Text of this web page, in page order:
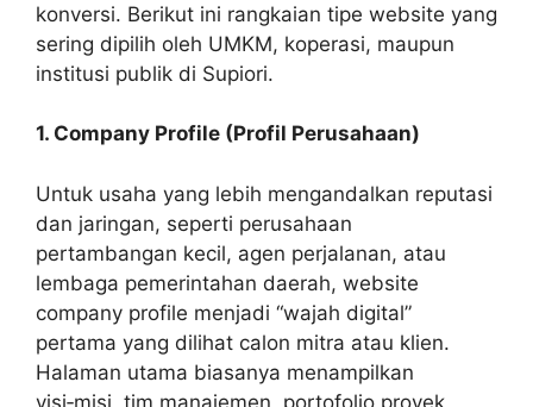
konversi. Berikut ini rangkaian tipe website yang
sering dipilih oleh UMKM, koperasi, maupun
institusi publik di Supiori.
1. Company Profile (Profil Perusahaan)
Untuk usaha yang lebih mengandalkan reputasi
dan jaringan, seperti perusahaan
pertambangan kecil, agen perjalanan, atau
lembaga pemerintahan daerah, website
company profile menjadi “wajah digital”
pertama yang dilihat calon mitra atau klien.
Halaman utama biasanya menampilkan
visi‑misi, tim manajemen, portofolio proyek,